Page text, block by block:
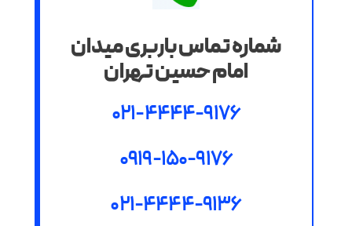
شماره تماس باربری میدان
امام حسین تهران
021-4444-9176
0919-150-9176
021-4444-9136